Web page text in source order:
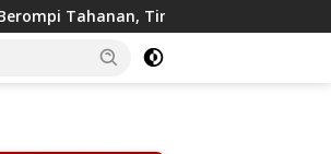
Tim 9 Kejagung Siap Periksa